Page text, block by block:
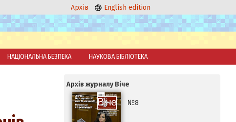
Архів English edition
НАЦІОНАЛЬНА БЕЗПЕКА НАУКОВА БІБЛІОТЕКА
Архів журналу Віче
№8